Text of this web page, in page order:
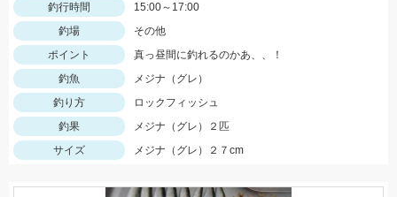
釣行時間
15:00～17:00
釣場
その他
ポイント
真っ昼間に釣れるのかあ、、！
釣魚
メジナ（グレ）
釣り方
ロックフィッシュ
釣果
メジナ（グレ）２匹
サイズ
メジナ（グレ）２７cm